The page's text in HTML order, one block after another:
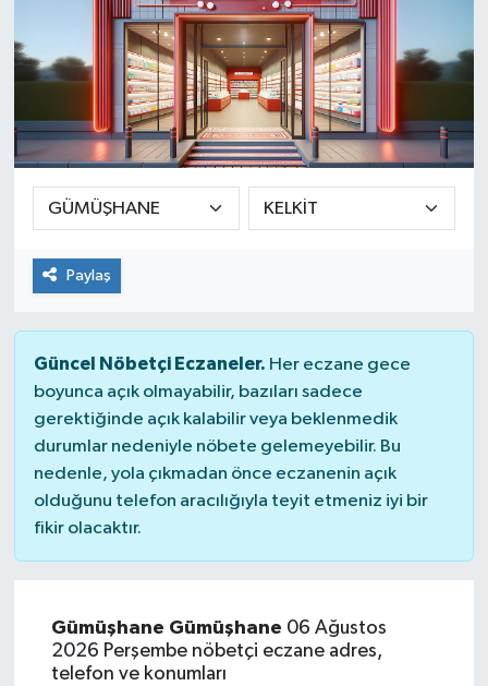
Paylaş
Güncel Nöbetçi Eczaneler. Her eczane gece
boyunca açık olmayabilir, bazıları sadece
gerektiğinde açık kalabilir veya beklenmedik
durumlar nedeniyle nöbete gelemeyebilir. Bu
nedenle, yola çıkmadan önce eczanenin açık
olduğunu telefon aracılığıyla teyit etmeniz iyi bir
fikir olacaktır.
Gümüşhane Gümüşhane 06 Ağustos
2026 Perşembe nöbetçi eczane adres,
telefon ve konumları